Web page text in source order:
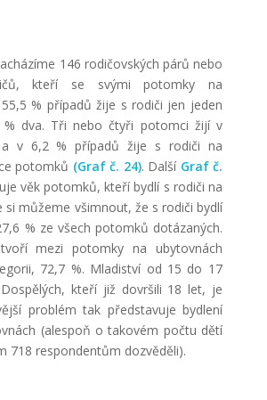
146 rodičovských párů nebo
kteří se svými potomky na
% případů žije s rodiči jen jeden
dva. Tři nebo čtyři potomci žijí v
v 6,2 % případů žije s rodiči na
potomků (Graf č. 24). Další Graf č.
věk potomků, kteří bydlí s rodiči na
si můžeme všimnout, že s rodiči bydlí
% ze všech potomků dotázaných.
mezi potomky na ubytovnách
72,7 %. Mladiství od 15 do 17
kteří již dovršili 18 let, je
problém tak představuje bydlení
(alespoň o takovém počtu dětí
718 respondentům dozvěděli).